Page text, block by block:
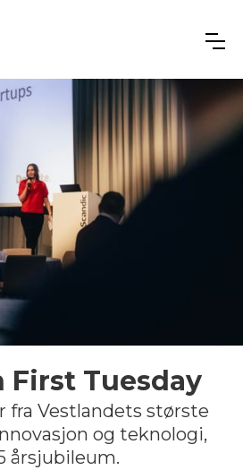
First Tuesday
fra Vestlandets største
og teknologi,
årsjubileum.